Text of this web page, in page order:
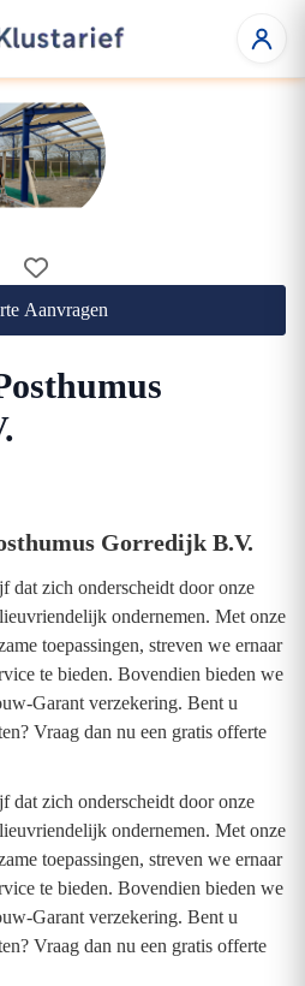
Aanvragen
Gorredijk B.V.
dat zich onderscheidt door onze
ondernemen. Met onze
toepassingen, streven we ernaar
te bieden. Bovendien bieden we
Garant verzekering. Bent u
Vraag dan nu een gratis offerte
dat zich onderscheidt door onze
ondernemen. Met onze
toepassingen, streven we ernaar
te bieden. Bovendien bieden we
Garant verzekering. Bent u
Vraag dan nu een gratis offerte